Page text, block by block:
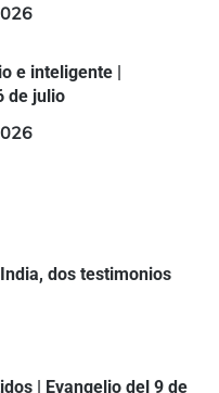
e inteligente |
de julio
dos testimonios
| Evangelio del 9 de